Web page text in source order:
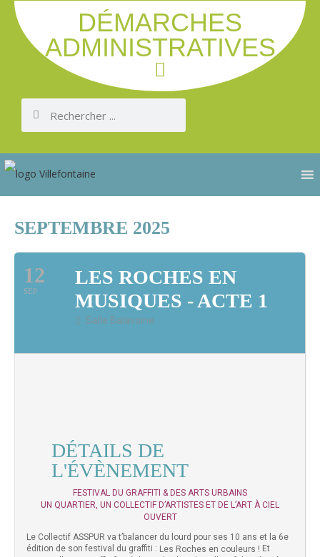
DÉMARCHES
ADMINISTRATIVES
SEPTEMBRE 2025
12
SEP
LES ROCHES EN
MUSIQUES - ACTE 1
Salle Balavoine
DÉTAILS DE
L'ÉVÈNEMENT
FESTIVAL DU GRAFFITI & DES ARTS URBAINS
UN QUARTIER, UN COLLECTIF D’ARTISTES ET DE L’ART À CIEL
OUVERT
Le Collectif ASSPUR va t’balancer du lourd pour ses 10 ans et la 6e
édition de son festival du graffiti : Les Roches en couleurs ! Et